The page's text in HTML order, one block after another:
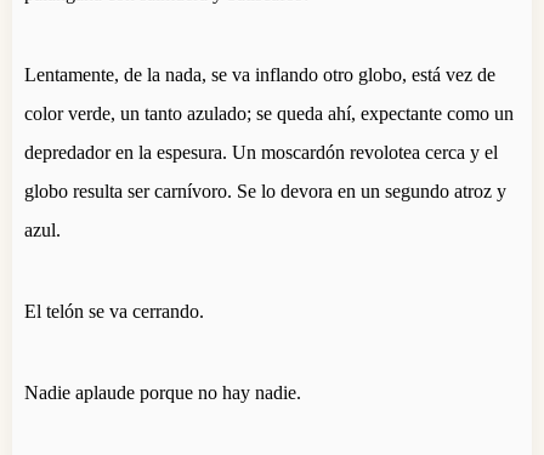
Lentamente, de la nada, se va inflando otro globo, está vez de
color verde, un tanto azulado; se queda ahí, expectante como un
depredador en la espesura. Un moscardón revolotea cerca y el
globo resulta ser carnívoro. Se lo devora en un segundo atroz y
azul.
El telón se va cerrando.
Nadie aplaude porque no hay nadie.